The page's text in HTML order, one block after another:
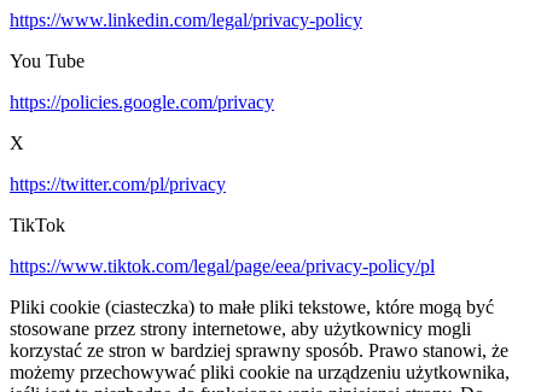
https://www.linkedin.com/legal/privacy-policy
You Tube
https://policies.google.com/privacy
X
https://twitter.com/pl/privacy
TikTok
https://www.tiktok.com/legal/page/eea/privacy-policy/pl
Pliki cookie (ciasteczka) to małe pliki tekstowe, które mogą być
stosowane przez strony internetowe, aby użytkownicy mogli
korzystać ze stron w bardziej sprawny sposób. Prawo stanowi, że
możemy przechowywać pliki cookie na urządzeniu użytkownika,